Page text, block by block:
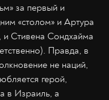
за первый и
«столом» и Артура
Стивена Сондхайма
Правда, в
не наций,
герой,
в Израиль, а